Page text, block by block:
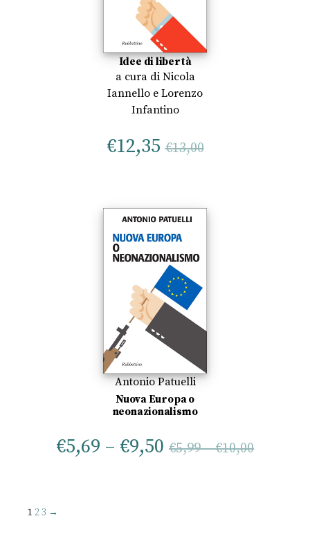
Idee di libertà
a cura di Nicola
Iannello e Lorenzo
Infantino
€12,35 €13,00
Antonio Patuelli
Nuova Europa o
neonazionalismo
€5,69 – €9,50 €5,99–€10,00
1 23 →